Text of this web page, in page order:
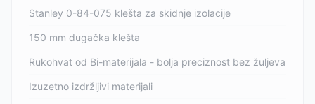
Stanley 0-84-075 klešta za skidnje izolacije
150 mm dugačka klešta
Rukohvat od Bi-materijala - bolja preciznost bez žuljeva
Izuzetno izdržljivi materijali